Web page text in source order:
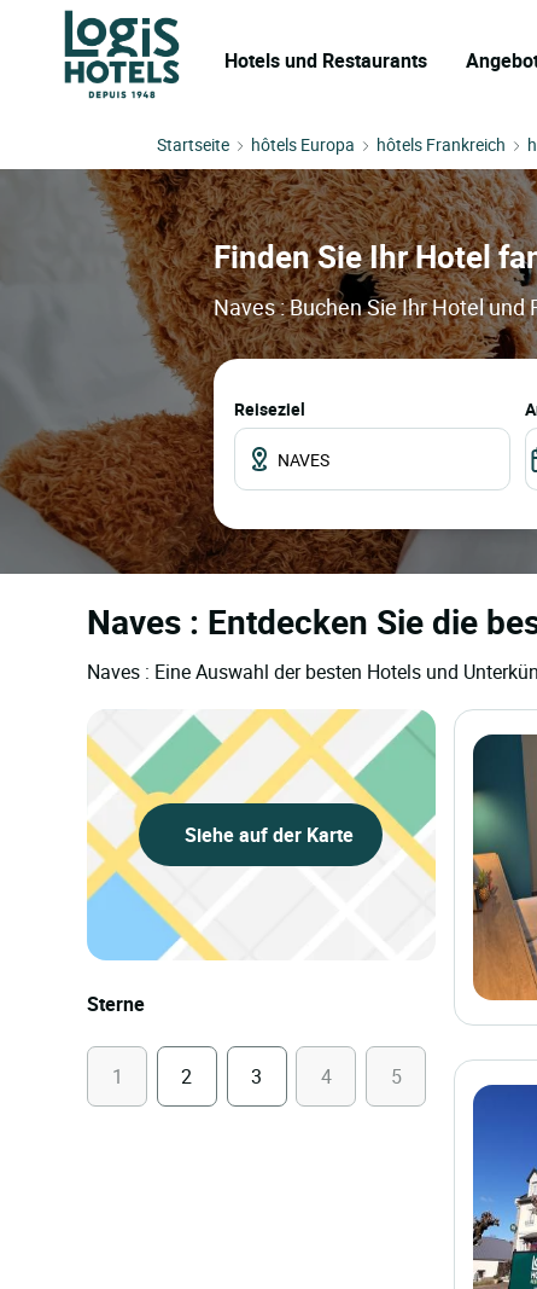
Hotels und Restaurants
Startseite hôtels Europa hôtels Frankreich
Finden Sie Ihr Hotel
Naves : Buchen Sie Ihr Hotel
Reiseziel
Naves : Entdecken Sie die
Naves : Eine Auswahl der besten Hotels und
Siehe auf der Karte
Sterne
1 2 3 4 5